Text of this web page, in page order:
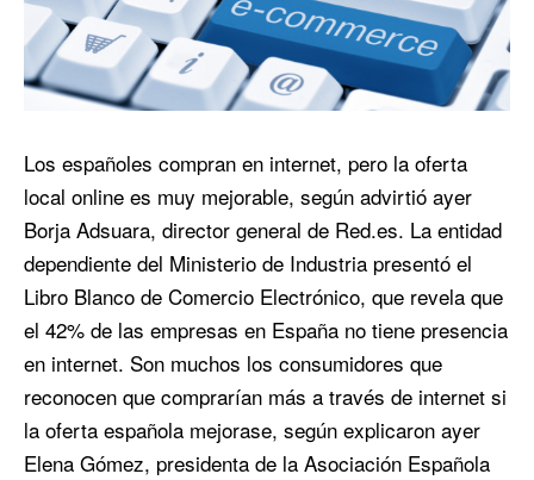
Los españoles compran en internet, pero la oferta
local online es muy mejorable, según advirtió ayer
Borja Adsuara, director general de Red.es. La entidad
dependiente del Ministerio de Industria presentó el
Libro Blanco de Comercio Electrónico, que revela que
el 42% de las empresas en España no tiene presencia
en internet. Son muchos los consumidores que
reconocen que comprarían más a través de internet si
la oferta española mejorase, según explicaron ayer
Elena Gómez, presidenta de la Asociación Española